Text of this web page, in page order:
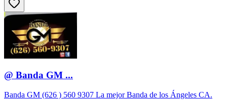
@ Banda GM ...
Banda GM (626 ) 560 9307 La mejor Banda de los Ángeles CA.